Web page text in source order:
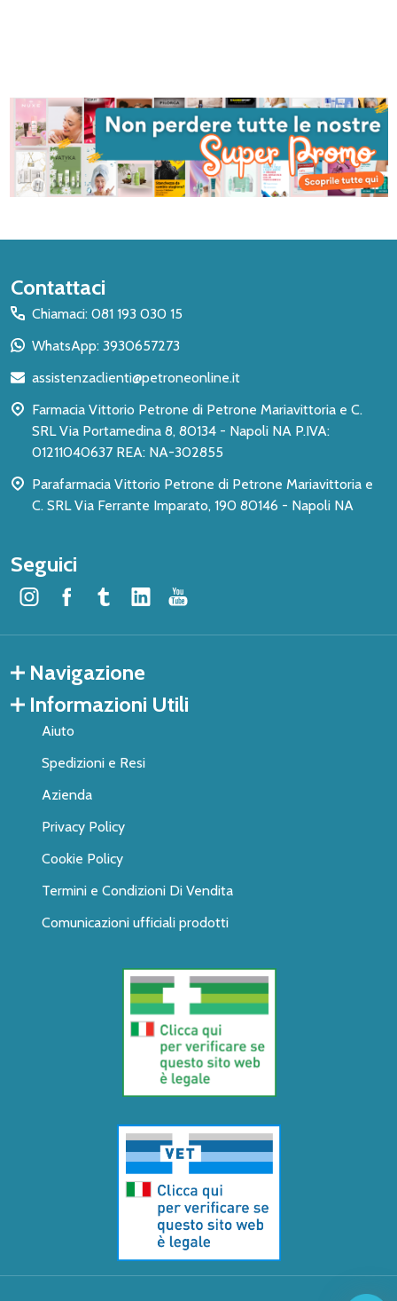
Inizio
del
piè
pagina
Contattaci
Chiamaci: 081 193 030 15
WhatsApp: 3930657273
assistenzaclienti@petroneonline.it
Farmacia Vittorio Petrone di Petrone Mariavittoria e C.
SRL Via Portamedina 8, 80134 - Napoli NA P.IVA:
01211040637 REA: NA-302855
Parafarmacia Vittorio Petrone di Petrone Mariavittoria e
C. SRL Via Ferrante Imparato, 190 80146 - Napoli NA
Seguici
Navigazione
Informazioni Utili
Aiuto
Spedizioni e Resi
Azienda
Privacy Policy
Cookie Policy
Termini e Condizioni Di Vendita
Comunicazioni ufficiali prodotti